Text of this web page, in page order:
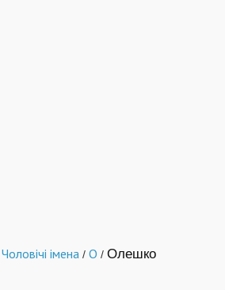
Чоловічі імена / О / Олешко